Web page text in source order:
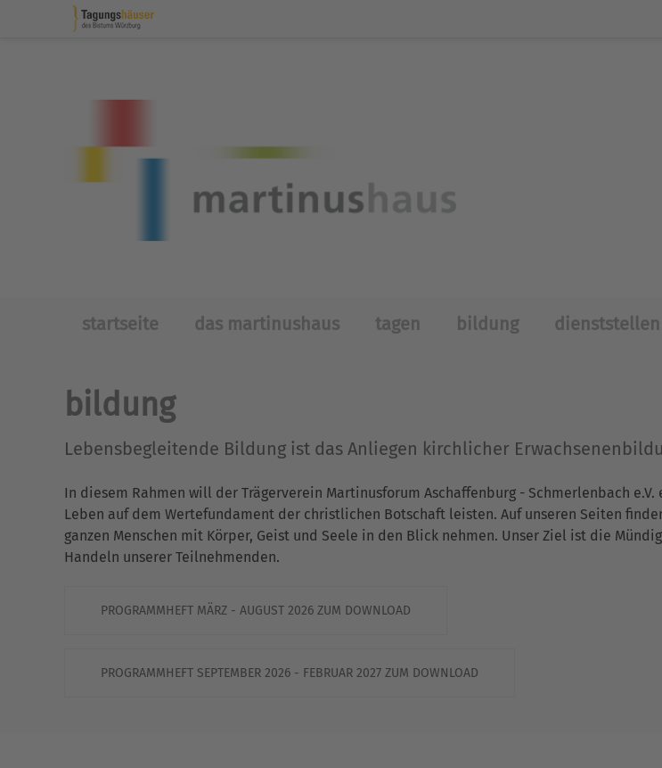
startseite das martinushaus tagen bildung dienststellen
bildung
Lebensbegleitende Bildung ist das Anliegen kirchlicher
In diesem Rahmen will der Trägerverein Martinusforum Aschaffenburg - Schmerlenbach
Leben auf dem Wertefundament der christlichen Botschaft leisten. Auf unseren Seiten
ganzen Menschen mit Körper, Geist und Seele in den Blick nehmen. Unser Ziel ist die
Handeln unserer Teilnehmenden.
PROGRAMMHEFT MÄRZ - AUGUST 2026 ZUM DOWNLOAD
PROGRAMMHEFT SEPTEMBER 2026 - FEBRUAR 2027 ZUM DOWNLOAD